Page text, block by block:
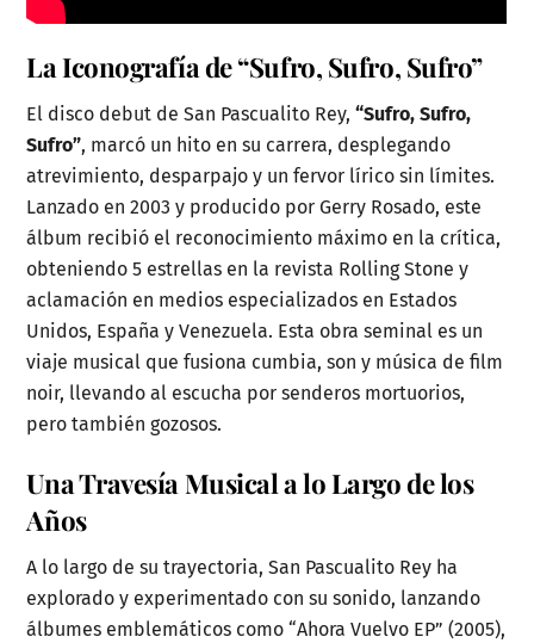
La Iconografía de “Sufro, Sufro, Sufro”
El disco debut de San Pascualito Rey,“Sufro, Sufro,
Sufro”, marcó un hito en su carrera, desplegando
atrevimiento, desparpajo y un fervor lírico sin límites.
Lanzado en 2003 y producido por Gerry Rosado, este
álbum recibió el reconocimiento máximo en la crítica,
obteniendo 5 estrellas en la revista Rolling Stone y
aclamación en medios especializados en Estados
Unidos, España y Venezuela. Esta obra seminal es un
viaje musical que fusiona cumbia, son y música de film
noir, llevando al escucha por senderos mortuorios,
pero también gozosos.
Una Travesía Musical a lo Largo de los
Años
A lo largo de su trayectoria, San Pascualito Rey ha
explorado y experimentado con su sonido, lanzando
álbumes emblemáticos como “Ahora Vuelvo EP” (2005),